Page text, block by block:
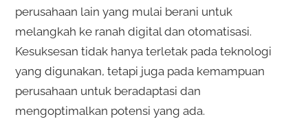
perusahaan lain yang mulai berani untuk
melangkah ke ranah digital dan otomatisasi.
Kesuksesan tidak hanya terletak pada teknologi
yang digunakan, tetapi juga pada kemampuan
perusahaan untuk beradaptasi dan
mengoptimalkan potensi yang ada.